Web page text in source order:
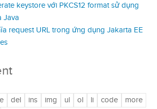
keystore với PKCS12 format sử dụng
Java
request URL trong ứng dụng Jakarta EE